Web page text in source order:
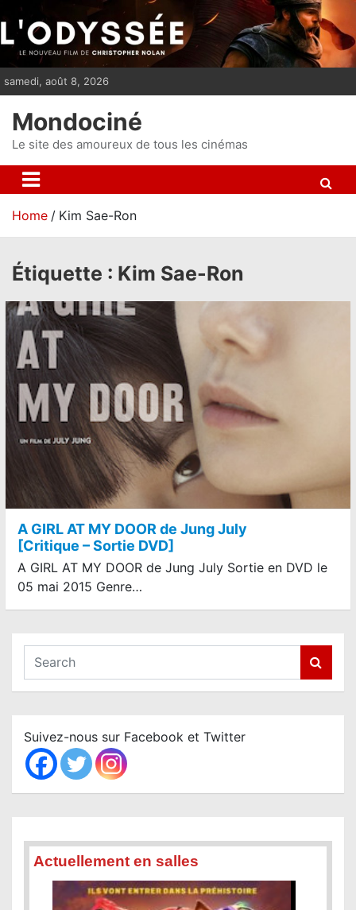
i
p
n
t
samedi, août 8, 2026
Mondociné
Le site des amoureux de tous les cinémas
Home Kim Sae-Ron
Étiquette : Kim Sae-Ron
A GIRL AT MY DOOR de Jung July
[Critique – Sortie DVD]
A GIRL AT MY DOOR de Jung July Sortie en DVD le
05 mai 2015 Genre…
a
c
h
Suivez-nous sur Facebook et Twitter
Actuellement en salles